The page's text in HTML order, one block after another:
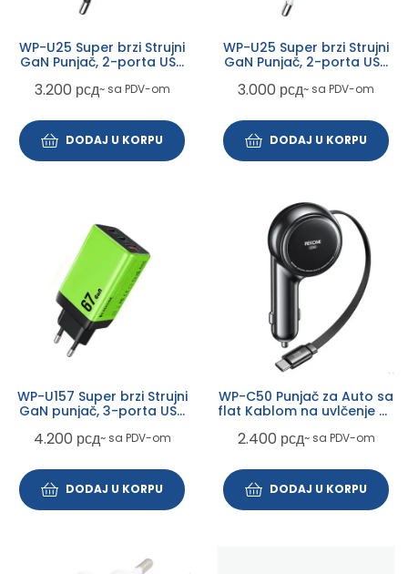
WP-U25 Super brzi Strujni
GaN Punjač, 2-porta USB
displejom, žuti
3.200 рсд~ sa PDV-om
DODAJ U KORPU
WP-U25 Super brzi Strujni
GaN Punjač, 2-porta USB
displejom, beli
3.000 рсд~ sa PDV-om
DODAJ U KORPU
WP-U157 Super brzi Strujni
GaN punjač, 3-porta USB
zeleni
4.200 рсд~ sa PDV-om
DODAJ U KORPU
WP-C50 Punjač za Auto sa
flat Kablom na uvlčenje 3.1
2.400 рсд~ sa PDV-om
DODAJ U KORPU